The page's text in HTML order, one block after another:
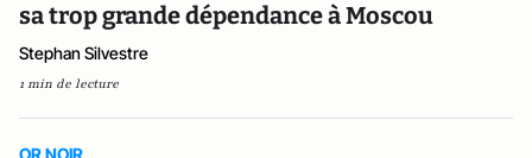
sa trop grande dépendance à Moscou
Stephan Silvestre
1 min de lecture
OR NOIR